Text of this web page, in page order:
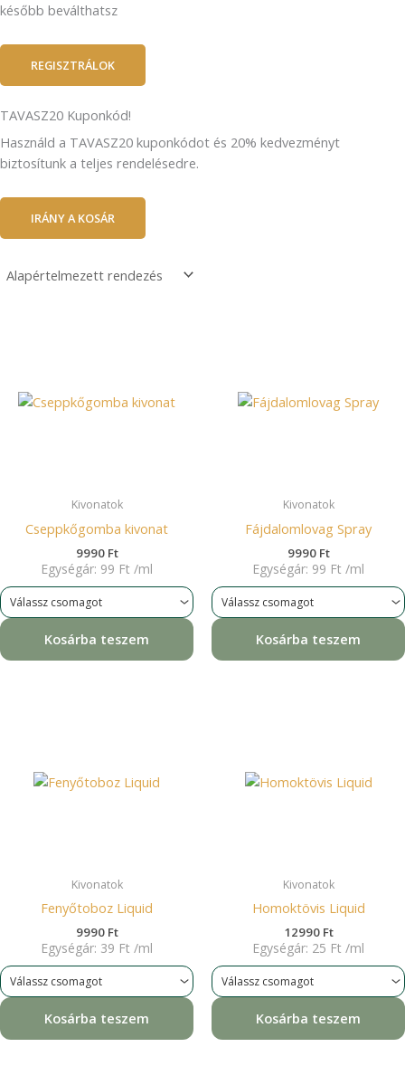
később beválthatsz
REGISZTRÁLOK
TAVASZ20 Kuponkód!
Használd a TAVASZ20 kuponkódot és 20% kedvezményt
biztosítunk a teljes rendelésedre.
IRÁNY A KOSÁR
Kivonatok
Cseppkőgomba kivonat
9990 Ft
Egységár: 99 Ft /ml
Kosárba teszem
Kivonatok
Fájdalomlovag Spray
9990 Ft
Egységár: 99 Ft /ml
Kosárba teszem
Kivonatok
Fenyőtoboz Liquid
9990 Ft
Egységár: 39 Ft /ml
Kosárba teszem
Kivonatok
Homoktövis Liquid
12990 Ft
Egységár: 25 Ft /ml
Kosárba teszem